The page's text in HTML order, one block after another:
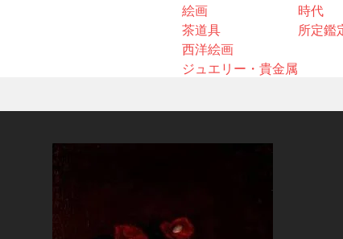
絵画
茶道具
西洋絵画
ジュエリー・貴金属
時代
所定鑑